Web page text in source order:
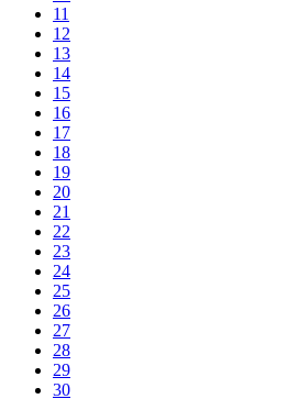
11
12
13
14
15
16
17
18
19
20
21
22
23
24
25
26
27
28
29
30